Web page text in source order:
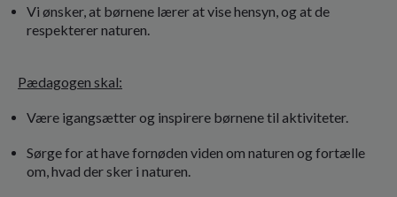
Vi ønsker, at børnene lærer at vise hensyn, og at de
respekterer naturen.
Pædagogen skal:
Være igangsætter og inspirere børnene til aktiviteter.
Sørge for at have fornøden viden om naturen og fortælle
om, hvad der sker i naturen.